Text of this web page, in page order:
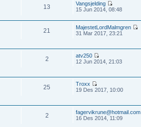
13
Vangsjelding
15 Jun 2014, 08:48
21
MajestetLordMalmgren
31 Mar 2017, 23:21
2
atv250
12 Jun 2014, 21:03
25
Troxx
19 Des 2017, 10:00
2
fagervikrune@hotmail.com
16 Des 2014, 11:09